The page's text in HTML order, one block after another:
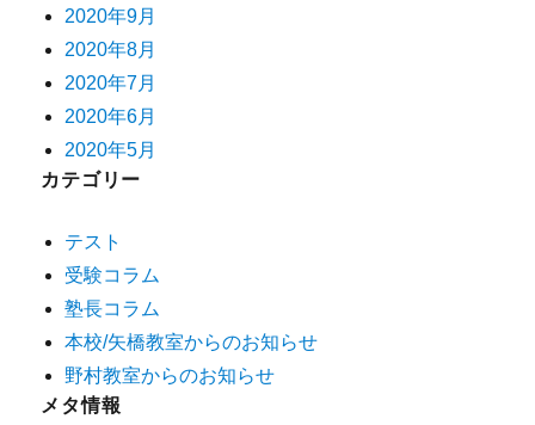
2020年9月
2020年8月
2020年7月
2020年6月
2020年5月
カテゴリー
テスト
受験コラム
塾長コラム
本校/矢橋教室からのお知らせ
野村教室からのお知らせ
メタ情報